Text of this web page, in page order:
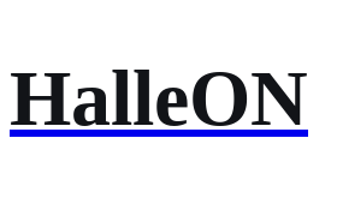
HalleON